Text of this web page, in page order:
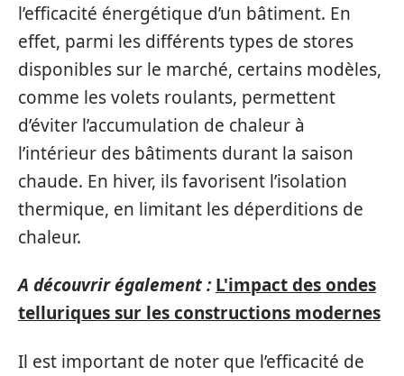
l’efficacité énergétique d’un bâtiment. En
effet, parmi les différents types de stores
disponibles sur le marché, certains modèles,
comme les volets roulants, permettent
d’éviter l’accumulation de chaleur à
l’intérieur des bâtiments durant la saison
chaude. En hiver, ils favorisent l’isolation
thermique, en limitant les déperditions de
chaleur.
A découvrir également : L'impact des ondes
telluriques sur les constructions modernes
Il est important de noter que l’efficacité de